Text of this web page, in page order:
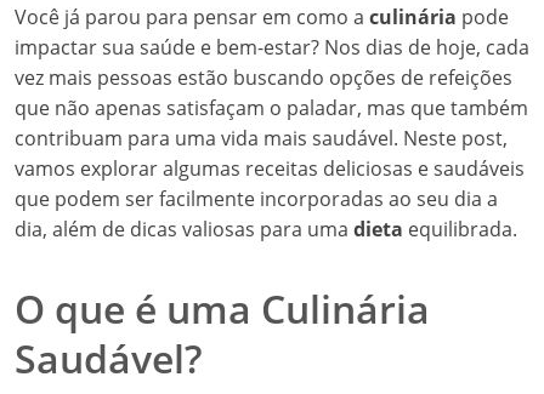
Você já parou para pensar em como a culinária pode
impactar sua saúde e bem-estar? Nos dias de hoje, cada
vez mais pessoas estão buscando opções de refeições
que não apenas satisfaçam o paladar, mas que também
contribuam para uma vida mais saudável. Neste post,
vamos explorar algumas receitas deliciosas e saudáveis
que podem ser facilmente incorporadas ao seu dia a
dia, além de dicas valiosas para uma dieta equilibrada.
O que é uma Culinária
Saudável?